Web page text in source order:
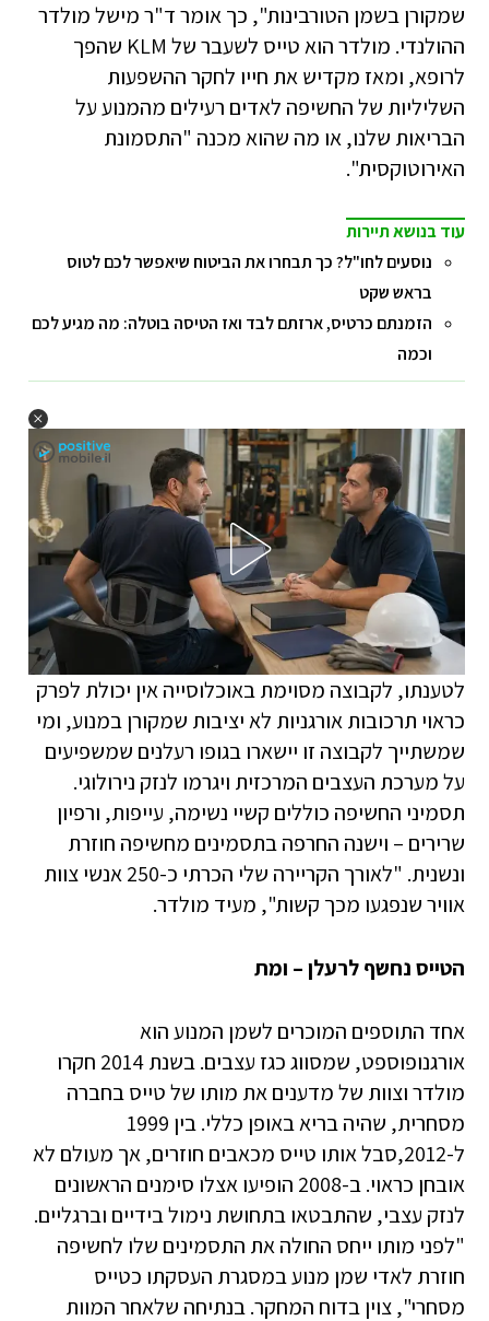
שמקורן בשמן הטורבינות", כך אומר ד"ר מישל מולדר
ההולנדי. מולדר הוא טייס לשעבר של KLM שהפך
לרופא, ומאז מקדיש את חייו לחקר ההשפעות
השליליות של החשיפה לאדים רעילים מהמנוע על
הבריאות שלנו, או מה שהוא מכנה "התסמונת
האירוטוקסית".
עוד בנושא תיירות
נוסעים לחו"ל? כך תבחרו את הביטוח שיאפשר לכם לטוס
בראש שקט
הזמנתם כרטיס, ארזתם לבד ואז הטיסה בוטלה: מה מגיע לכם
וכמה
לטענתו, לקבוצה מסוימת באוכלוסייה אין יכולת לפרק
כראוי תרכובות אורגניות לא יציבות שמקורן במנוע, ומי
שמשתייך לקבוצה זו יישארו בגופו רעלנים שמשפיעים
על מערכת העצבים המרכזית ויגרמו לנזק נירולוגי.
תסמיני החשיפה כוללים קשיי נשימה, עייפות, ורפיון
שרירים – וישנה החרפה בתסמינים מחשיפה חוזרת
ונשנית. "לאורך הקריירה שלי הכרתי כ-250 אנשי צוות
אוויר שנפגעו מכך קשות", מעיד מולדר.
הטייס נחשף לרעלן – ומת
אחד התוספים המוכרים לשמן המנוע הוא
אורגנופוספט, שמסווג כגז עצבים. בשנת 2014 חקרו
מולדר וצוות של מדענים את מותו של טייס בחברה
מסחרית, שהיה בריא באופן כללי. בין 1999
ל-2012,סבל אותו טייס מכאבים חוזרים, אך מעולם לא
אובחן כראוי. ב-2008 הופיעו אצלו סימנים הראשונים
לנזק עצבי, שהתבטאו בתחושת נימול בידיים וברגליים.
"לפני מותו ייחס החולה את התסמינים שלו לחשיפה
חוזרת לאדי שמן מנוע במסגרת העסקתו כטייס
מסחרי", צוין בדוח המחקר. בנתיחה שלאחר המוות